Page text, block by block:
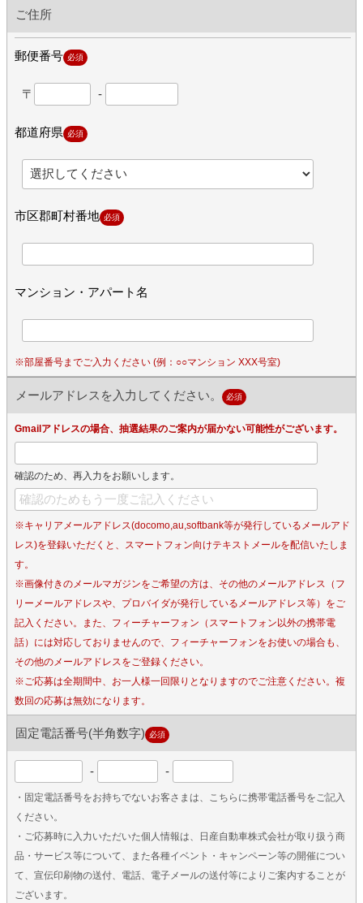
ご住所
郵便番号 必須
〒 -
都道府県 必須
市区郡町村番地 必須
マンション・アパート名
※部屋番号までご入力ください (例：○○マンション XXX号室)
メールアドレスを入力してください。 必須
Gmailアドレスの場合、抽選結果のご案内が届かない可能性がございます。
確認のため、再入力をお願いします。
※キャリアメールアドレス(docomo,au,softbank等が発行しているメールアド
レス)を登録いただくと、スマートフォン向けテキストメールを配信いたしま
す。
※画像付きのメールマガジンをご希望の方は、その他のメールアドレス（フ
リーメールアドレスや、プロバイダが発行しているメールアドレス等）をご
記入ください。また、フィーチャーフォン（スマートフォン以外の携帯電
話）には対応しておりませんので、フィーチャーフォンをお使いの場合も、
その他のメールアドレスをご登録ください。
※ご応募は全期間中、お一人様一回限りとなりますのでご注意ください。複
数回の応募は無効になります。
固定電話番号(半角数字) 必須
- -
・固定電話番号をお持ちでないお客さまは、こちらに携帯電話番号をご記入
ください。
・ご応募時に入力いただいた個人情報は、日産自動車株式会社が取り扱う商
品・サービス等について、また各種イベント・キャンペーン等の開催につい
て、宣伝印刷物の送付、電話、電子メールの送付等によりご案内することが
ございます。